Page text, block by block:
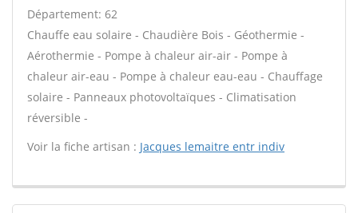
Département: 62
Chauffe eau solaire - Chaudière Bois - Géothermie -
Aérothermie - Pompe à chaleur air-air - Pompe à
chaleur air-eau - Pompe à chaleur eau-eau - Chauffage
solaire - Panneaux photovoltaïques - Climatisation
réversible -
Voir la fiche artisan : Jacques lemaitre entr indiv